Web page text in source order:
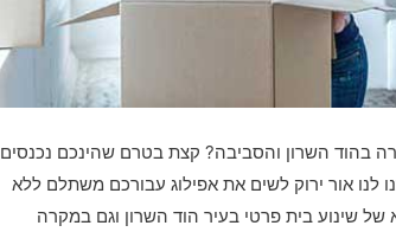
בהוד השרון והסביבה? קצת בטרם שהינכם נכנסים
לנו אור ירוק לשים את אפילוג עבורכם משתלם ללא
שינוע בית פרטי בעיר הוד השרון וגם במקרה